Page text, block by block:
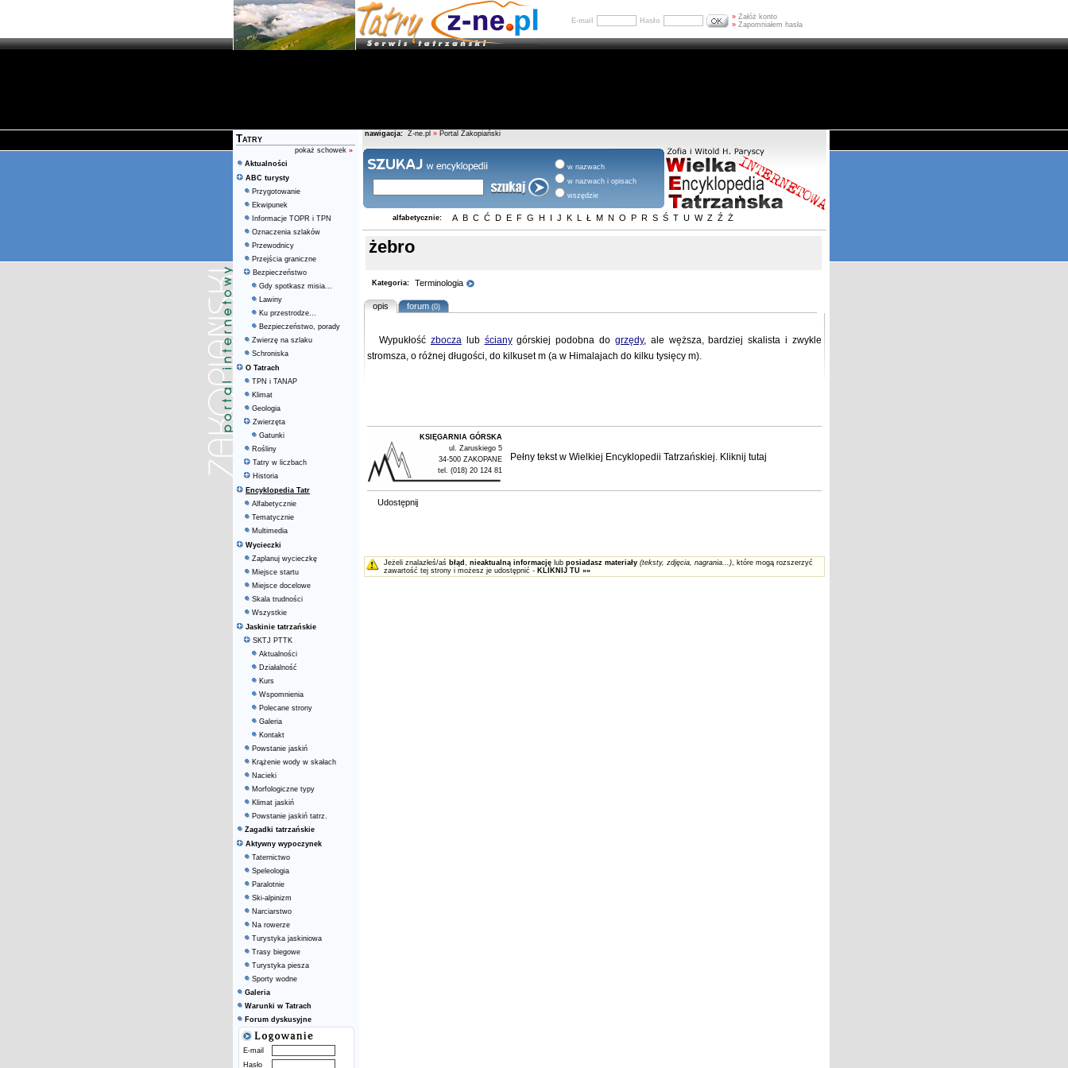
E-mail Hasło » Załóż konto
» Zapomniałem hasła
Tatry
pokaż schowek »
Aktualności
ABC turysty
Przygotowanie
Ekwipunek
Informacje TOPR i TPN
Oznaczenia szlaków
Przewodnicy
Przejścia graniczne
Bezpieczeństwo
Gdy spotkasz misia...
Lawiny
Ku przestrodze...
Bezpieczeństwo, porady
Zwierzę na szlaku
Schroniska
O Tatrach
TPN i TANAP
Klimat
Geologia
Zwierzęta
Gatunki
Rośliny
Tatry w liczbach
Historia
Encyklopedia Tatr
Alfabetycznie
Tematycznie
Multimedia
Wycieczki
Zaplanuj wycieczkę
Miejsce startu
Miejsce docelowe
Skala trudności
Wszystkie
Jaskinie tatrzańskie
SKTJ PTTK
Aktualności
Działalność
Kurs
Wspomnienia
Polecane strony
Galeria
Kontakt
Powstanie jaskiń
Krążenie wody w skałach
Nacieki
Morfologiczne typy
Klimat jaskiń
Powstanie jaskiń tatrz.
Zagadki tatrzańskie
Aktywny wypoczynek
Taternictwo
Speleologia
Paralotnie
Ski-alpinizm
Narciarstwo
Na rowerze
Turystyka jaskiniowa
Trasy biegowe
Turystyka piesza
Sporty wodne
Galeria
Warunki w Tatrach
Forum dyskusyjne
E-mail
Hasło
nawigacja: Z-ne.pl » Portal Zakopiański
w nazwach
w nazwach i opisach
wszędzie
alfabetycznie: A B C Ć D E F G H I J K L Ł M N O P R S Ś T U W Z Ź Ż
żebro
Kategoria: Terminologia
opis forum(0)
Wypukłość zboczalub ścianygórskiej podobna do grzędy, ale węższa, bardziej skalista i zwykle
stromsza, o różnej długości, do kilkuset m (a w Himalajach do kilku tysięcy m).
KSIĘGARNIA GÓRSKA
ul. Zaruskiego 5
34-500 ZAKOPANE
tel. (018) 20 124 81
Pełny tekst w Wielkiej Encyklopedii Tatrzańskiej. Kliknij tutaj
Udostępnij
Jeżeli znalazłeś/aś błąd , nieaktualną informację lub posiadasz materiały (teksty, zdjęcia, nagrania...), które mogą rozszerzyć
zawartość tej strony i możesz je udostępnić - KLIKNIJ TU »»